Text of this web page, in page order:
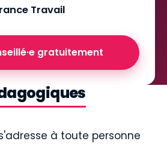
Travail
gratuitement
à toute personne